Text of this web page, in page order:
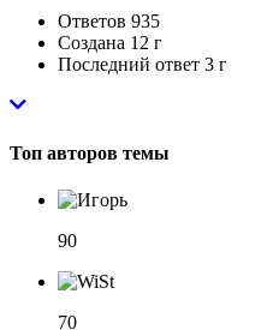
Ответов 935
Создана 12 г
Последний ответ 3 г
Топ авторов темы
90
70